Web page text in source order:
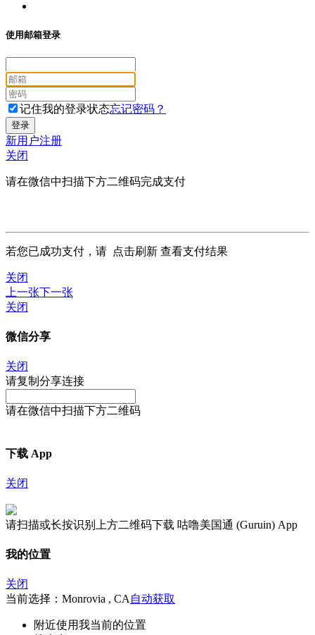
使用邮箱登录
记住我的登录状态忘记密码？
新用户注册
关闭
请在微信中扫描下方二维码完成支付
若您已成功支付，请 点击刷新 查看支付结果
关闭
上一张下一张
关闭
微信分享
关闭
请复制分享连接
请在微信中扫描下方二维码
下载 App
关闭
请扫描或长按识别上方二维码下载 咕噜美国通 (Guruin) App
我的位置
关闭
当前选择：Monrovia , CA 自动获取
附近使用我当前的位置